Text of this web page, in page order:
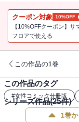
プリズム（２）」（作
す。
クーポン対象 10%OFF
【10%OFFクーポン】
フロアで使える
この作品の1巻
この作品のタグ
#女性コミック分冊版
シリーズ作品(25件)
1巻